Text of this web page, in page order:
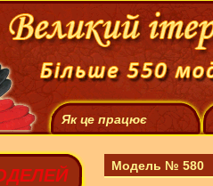
Як це працює
Модель № 580